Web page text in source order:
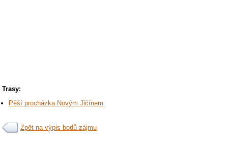
Trasy:
Pěší procházka Novým Jičínem
Zpět na výpis bodů zájmu